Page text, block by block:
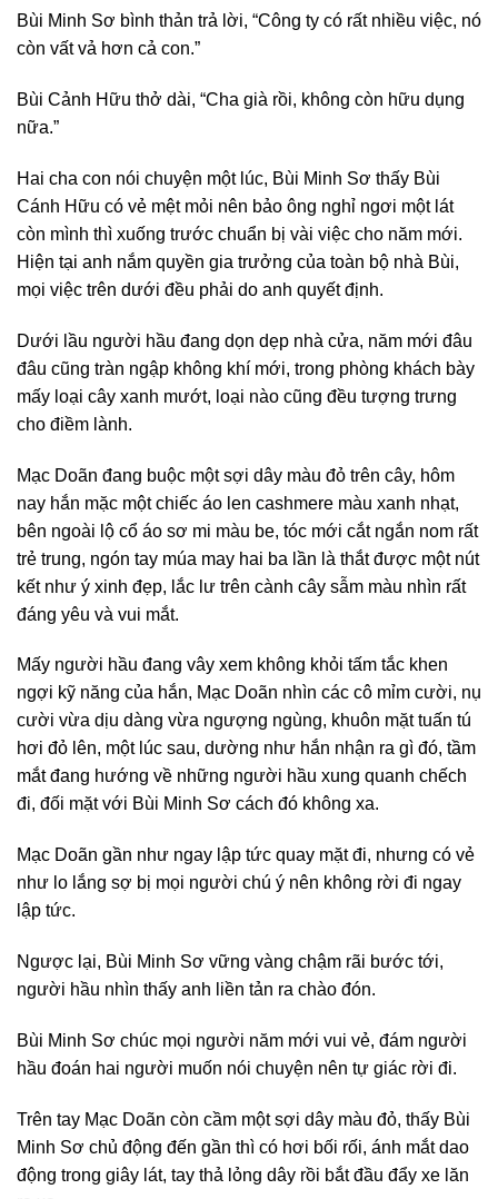
Bùi Minh Sơ bình thản trả lời, “Công ty có rất nhiều việc, nó
còn vất vả hơn cả con.”
Bùi Cảnh Hữu thở dài, “Cha già rồi, không còn hữu dụng
nữa.”
Hai cha con nói chuyện một lúc, Bùi Minh Sơ thấy Bùi
Cánh Hữu có vẻ mệt mỏi nên bảo ông nghỉ ngơi một lát
còn mình thì xuống trước chuẩn bị vài việc cho năm mới.
Hiện tại anh nắm quyền gia trưởng của toàn bộ nhà Bùi,
mọi việc trên dưới đều phải do anh quyết định.
Dưới lầu người hầu đang dọn dẹp nhà cửa, năm mới đâu
đâu cũng tràn ngập không khí mới, trong phòng khách bày
mấy loại cây xanh mướt, loại nào cũng đều tượng trưng
cho điềm lành.
Mạc Doãn đang buộc một sợi dây màu đỏ trên cây, hôm
nay hắn mặc một chiếc áo len cashmere màu xanh nhạt,
bên ngoài lộ cổ áo sơ mi màu be, tóc mới cắt ngắn nom rất
trẻ trung, ngón tay múa may hai ba lần là thắt được một nút
kết như ý xinh đẹp, lắc lư trên cành cây sẫm màu nhìn rất
đáng yêu và vui mắt.
Mấy người hầu đang vây xem không khỏi tấm tắc khen
ngợi kỹ năng của hắn, Mạc Doãn nhìn các cô mỉm cười, nụ
cười vừa dịu dàng vừa ngượng ngùng, khuôn mặt tuấn tú
hơi đỏ lên, một lúc sau, dường như hắn nhận ra gì đó, tầm
mắt đang hướng về những người hầu xung quanh chếch
đi, đối mặt với Bùi Minh Sơ cách đó không xa.
Mạc Doãn gần như ngay lập tức quay mặt đi, nhưng có vẻ
như lo lắng sợ bị mọi người chú ý nên không rời đi ngay
lập tức.
Ngược lại, Bùi Minh Sơ vững vàng chậm rãi bước tới,
người hầu nhìn thấy anh liền tản ra chào đón.
Bùi Minh Sơ chúc mọi người năm mới vui vẻ, đám người
hầu đoán hai người muốn nói chuyện nên tự giác rời đi.
Trên tay Mạc Doãn còn cầm một sợi dây màu đỏ, thấy Bùi
Minh Sơ chủ động đến gần thì có hơi bối rối, ánh mắt dao
động trong giây lát, tay thả lỏng dây rồi bắt đầu đẩy xe lăn